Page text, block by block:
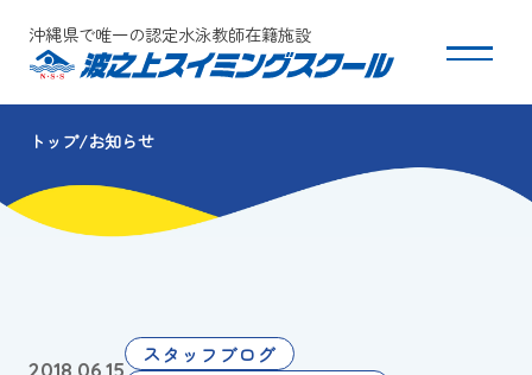
沖縄県で唯一の認定水泳教師在籍施設
スクールについて
コース・クラス紹介
トップ お知らせ
2018.06.15
スタッフブログ